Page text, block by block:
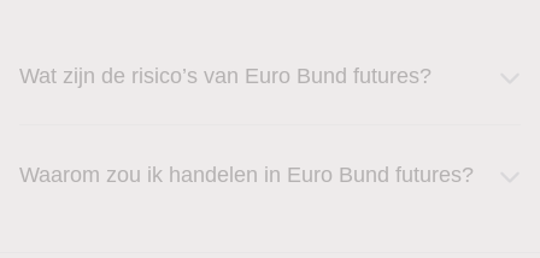
Wat zijn de risico’s van Euro Bund futures?
Waarom zou ik handelen in Euro Bund futures?